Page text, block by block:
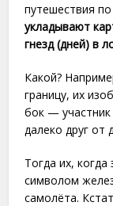
путешествия
укладывают
гнезд (дней) в
Какой?
границу, их
бок —
далеко друг от
Тогда их,
символом
самолёта.